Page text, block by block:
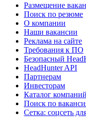
Размещение
Поиск по резюме
О компании
Наши вакансии
Реклама на сайте
Требования к ПО
Безопасный
HeadHunter API
Партнерам
Инвесторам
Каталог компаний
Поиск по
Сетка: соцсеть